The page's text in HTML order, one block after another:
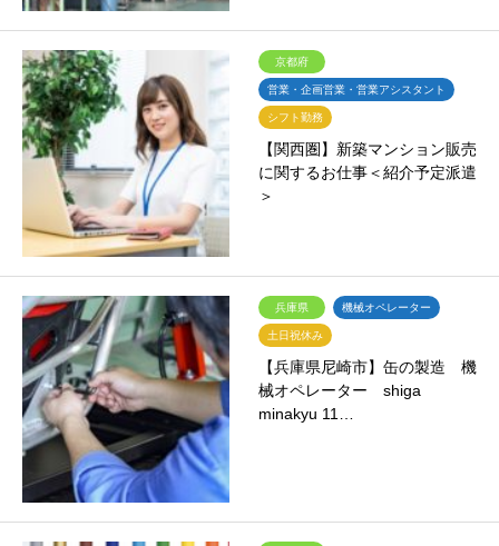
京都府
営業・企画営業・営業アシスタント
シフト勤務
【関西圏】新築マンション販売
に関するお仕事＜紹介予定派遣
＞
兵庫県 機械オペレーター
土日祝休み
【兵庫県尼崎市】缶の製造 機
械オペレーター shiga
minakyu 11…